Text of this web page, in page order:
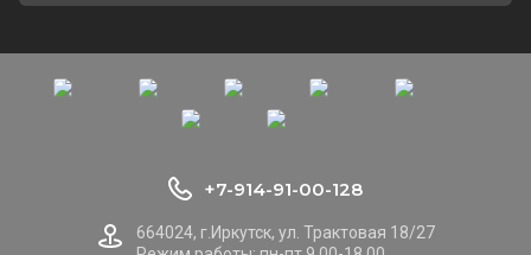
+7-914-91-00-128
664024, г.Иркутск, ул. Трактовая 18/27